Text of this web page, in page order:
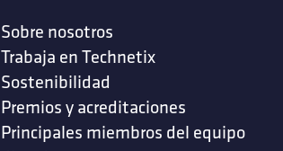
Sobre nosotros
Trabaja en Technetix
Sostenibilidad
Premios y acreditaciones
Principales miembros del equipo